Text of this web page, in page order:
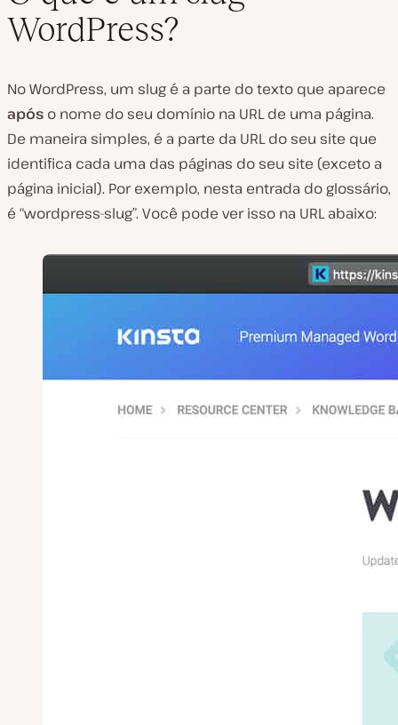
WordPress?
No WordPress, um slug é a parte do texto que aparece
após o nome do seu domínio na URL de uma página.
De maneira simples, é a parte da URL do seu site que
identifica cada uma das páginas do seu site (exceto a
página inicial). Por exemplo, nesta entrada do glossário,
é “wordpress-slug”. Você pode ver isso na URL abaixo: